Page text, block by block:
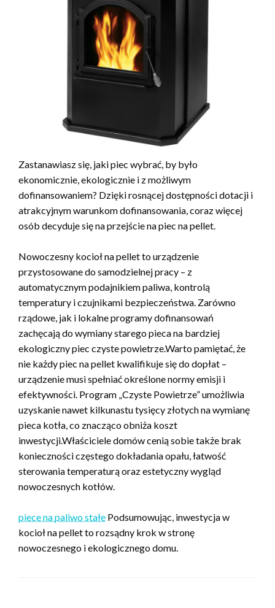
Zastanawiasz się, jaki piec wybrać, by było
ekonomicznie, ekologicznie i z możliwym
dofinansowaniem? Dzięki rosnącej dostępności dotacji i
atrakcyjnym warunkom dofinansowania, coraz więcej
osób decyduje się na przejście na piec na pellet.
Nowoczesny kocioł na pellet to urządzenie
przystosowane do samodzielnej pracy – z
automatycznym podajnikiem paliwa, kontrolą
temperatury i czujnikami bezpieczeństwa. Zarówno
rządowe, jak i lokalne programy dofinansowań
zachęcają do wymiany starego pieca na bardziej
ekologiczny piec czyste powietrze.Warto pamiętać, że
nie każdy piec na pellet kwalifikuje się do dopłat –
urządzenie musi spełniać określone normy emisji i
efektywności. Program „Czyste Powietrze” umożliwia
uzyskanie nawet kilkunastu tysięcy złotych na wymianę
pieca kotła, co znacząco obniża koszt
inwestycji.Właściciele domów cenią sobie także brak
konieczności częstego dokładania opału, łatwość
sterowania temperaturą oraz estetyczny wygląd
nowoczesnych kotłów.
piece na paliwo stałe Podsumowując, inwestycja w
kocioł na pellet to rozsądny krok w stronę
nowoczesnego i ekologicznego domu.